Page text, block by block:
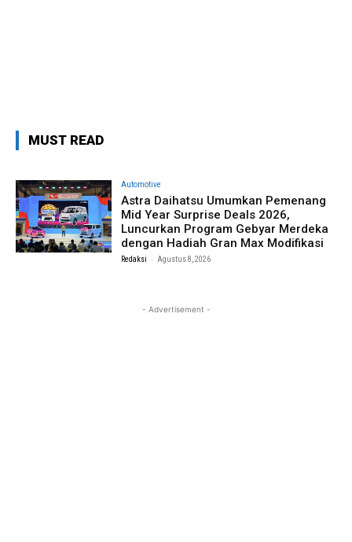
MUST READ
Automotive
Astra Daihatsu Umumkan Pemenang
Mid Year Surprise Deals 2026,
Luncurkan Program Gebyar Merdeka
dengan Hadiah Gran Max Modifikasi
Redaksi - Agustus 8, 2026
- Advertisement -